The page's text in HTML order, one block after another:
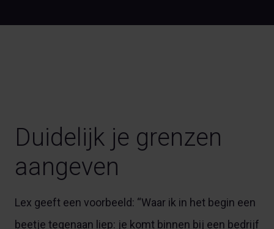
Duidelijk je grenzen
aangeven
Lex geeft een voorbeeld: “Waar ik in het begin een
beetje tegenaan liep: je komt binnen bij een bedrijf